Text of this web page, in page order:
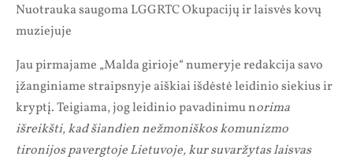
Nuotrauka saugoma LGGRTC Okupacijų ir laisvės kovų
muziejuje
Jau pirmajame „Malda girioje“ numeryje redakcija savo
įžanginiame straipsnyje aiškiai išdėstė leidinio siekius ir
kryptį. Teigiama, jog leidinio pavadinimu norima
išreikšti, kad šiandien nežmoniškos komunizmo
tironijos pavergtoje Lietuvoje, kur suvaržytas laisvas